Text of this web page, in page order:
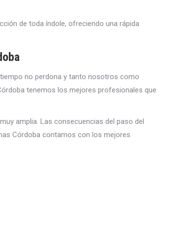
cción de toda índole, ofreciendo una rápida
no perdona y tanto nosotros como
tenemos los mejores profesionales que
amplia Las consecuencias del paso del
as Córdoba contamos con los mejores